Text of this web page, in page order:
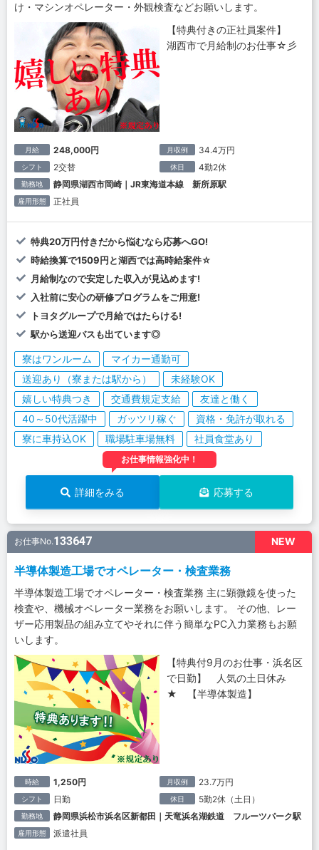
け・マシンオペレーター・外観検査などお願いします。
【特典付きの正社員案件】
湖西市で月給制のお仕事☆彡
月給 248,000円 月収例 34.4万円
シフト 2交替 休日 4勤2休
勤務地 静岡県湖西市岡崎｜JR東海道本線 新所原駅
雇用形態 正社員
特典20万円付きだから悩むなら応募へGO!
時給換算で1509円と湖西では高時給案件☆
月給制なので安定した収入が見込めます!
入社前に安心の研修プログラムをご用意!
トヨタグループで月給ではたらける!
駅から送迎バスも出ています◎
寮はワンルーム
マイカー通勤可
送迎あり（寮または駅から）
未経験OK
嬉しい特典つき
交通費規定支給
友達と働く
40～50代活躍中
ガッツリ稼ぐ
資格・免許が取れる
寮に車持込OK
職場駐車場無料 社員食堂あり
お仕事情報強化中！
詳細をみる 応募する
NEW
お仕事No.133647
半導体製造工場でオペレーター・検査業務
半導体製造工場でオペレーター・検査業務 主に顕微鏡を使った
検査や、機械オペレーター業務をお願いします。 その他、レー
ザー応用製品の組み立てやそれに伴う簡単なPC入力業務もお願
いします。
【特典付9月のお仕事・浜名区
で日勤】 人気の土日休み
★ 【半導体製造】
時給 1,250円 月収例 23.7万円
シフト 日勤 休日 5勤2休（土日）
勤務地 静岡県浜松市浜名区新都田｜天竜浜名湖鉄道 フルーツパーク駅
雇用形態 派遣社員